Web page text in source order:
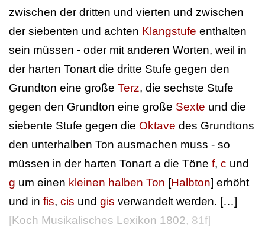
zwischen der dritten und vierten und zwischen
der siebenten und achten Klangstufe enthalten
sein müssen - oder mit anderen Worten, weil in
der harten Tonart die dritte Stufe gegen den
Grundton eine große Terz, die sechste Stufe
gegen den Grundton eine große Sexte und die
siebente Stufe gegen die Oktave des Grundtons
den unterhalben Ton ausmachen muss - so
müssen in der harten Tonart a die Töne f, c und
g um einen kleinen halben Ton [Halbton] erhöht
und in fis, cis und gis verwandelt werden. […]
[Koch Musikalisches Lexikon 1802, 81f]